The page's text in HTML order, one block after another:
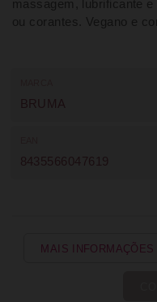
massagem, lubrificante
ou corantes. Vegano e
BRUMA
8435566047619
MAIS INFORMAÇÕES